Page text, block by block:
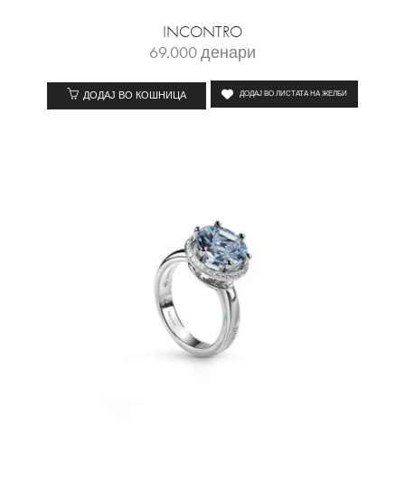
INCONTRO
69.000денари
ДОДАЈ ВО КОШНИЦА ДОДАЈ ВО ЛИСТАТА НА ЖЕЛБИ